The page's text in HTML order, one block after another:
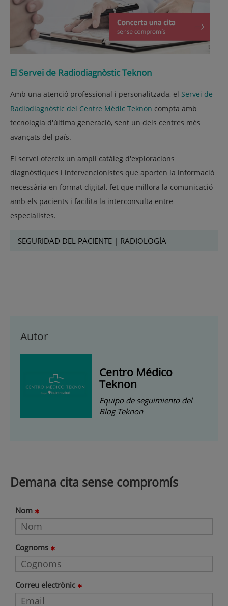
El Servei de Radiodiagnòstic Teknon
Amb una atenció professional i personalitzada, el Servei de
Radiodiagnòstic del Centre Mèdic Teknon compta amb
tecnologia d'última generació, sent un dels centres més
avançats del país.
El servei ofereix un ampli catàleg d'exploracions
diagnòstiques i intervencionistes que aporten la informació
necessària en format digital, fet que millora la comunicació
amb els pacients i facilita la interconsulta entre
especialistes.
SEGURIDAD DEL PACIENTE | RADIOLOGÍA
Autor
Centro Médico
Teknon
Equipo de seguimiento del
Blog Teknon
Demana cita sense compromís
Nom
Cognoms
Correu electrònic